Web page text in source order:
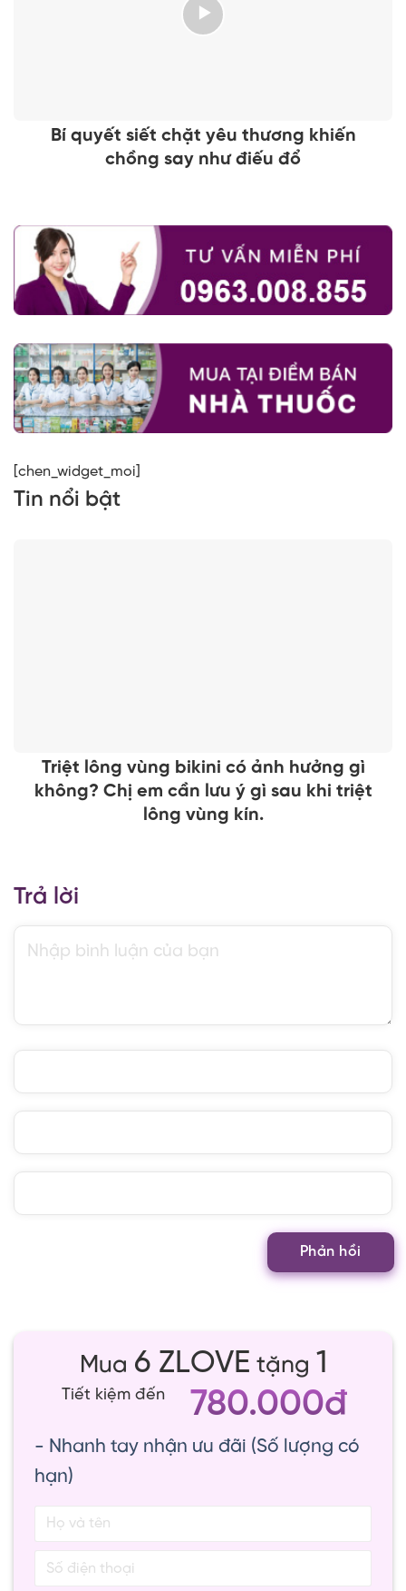
Bí quyết siết chặt yêu thương khiến
chồng say như điếu đổ
[chen_widget_moi]
Tin nổi bật
Triệt lông vùng bikini có ảnh hưởng gì
không? Chị em cần lưu ý gì sau khi triệt
lông vùng kín.
Trả lời
Mua 6 ZLOVE tặng 1
Tiết kiệm đến 780.000đ
- Nhanh tay nhận ưu đãi (Số lượng có
hạn)